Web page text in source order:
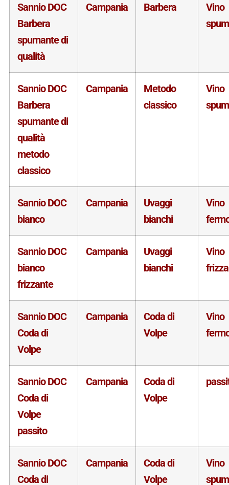
Sannio DOC
Barbera
spumante di
qualità
Campania Barbera
Vino
Sannio DOC
Barbera
spumante di
qualità
metodo
classico
Campania
Metodo
classico
Vino
Sannio DOC
bianco
Campania
Uvaggi
bianchi
Vino
Sannio DOC
bianco
frizzante
Campania
Uvaggi
bianchi
Vino
Sannio DOC
Coda di
Volpe
Campania
Coda di
Volpe
Vino
Sannio DOC
Coda di
Volpe
passito
Campania
Coda di
Volpe
Sannio DOC
Coda di
Campania
Coda di
Volpe
Vino